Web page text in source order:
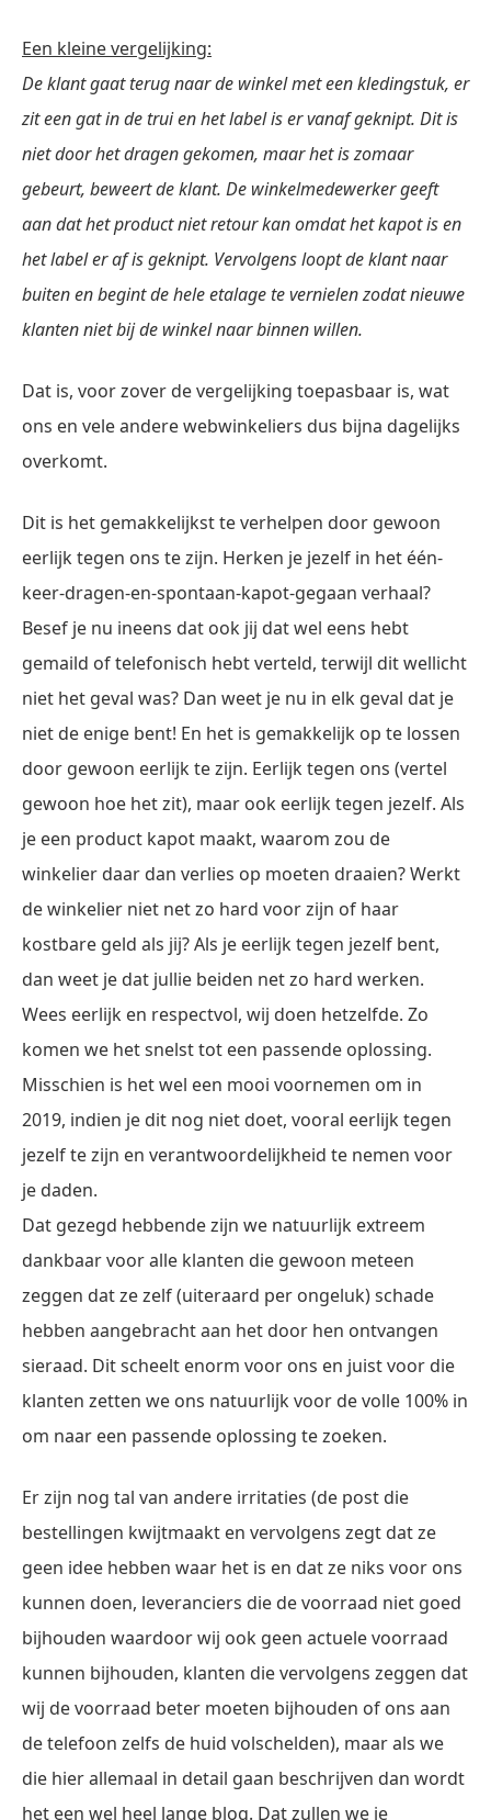
Een kleine vergelijking:
De klant gaat terug naar de winkel met een kledingstuk, er
zit een gat in de trui en het label is er vanaf geknipt. Dit is
niet door het dragen gekomen, maar het is zomaar
gebeurt, beweert de klant. De winkelmedewerker geeft
aan dat het product niet retour kan omdat het kapot is en
het label er af is geknipt. Vervolgens loopt de klant naar
buiten en begint de hele etalage te vernielen zodat nieuwe
klanten niet bij de winkel naar binnen willen.
Dat is, voor zover de vergelijking toepasbaar is, wat
ons en vele andere webwinkeliers dus bijna dagelijks
overkomt.
Dit is het gemakkelijkst te verhelpen door gewoon
eerlijk tegen ons te zijn. Herken je jezelf in het één-
keer-dragen-en-spontaan-kapot-gegaan verhaal?
Besef je nu ineens dat ook jij dat wel eens hebt
gemaild of telefonisch hebt verteld, terwijl dit wellicht
niet het geval was? Dan weet je nu in elk geval dat je
niet de enige bent! En het is gemakkelijk op te lossen
door gewoon eerlijk te zijn. Eerlijk tegen ons (vertel
gewoon hoe het zit), maar ook eerlijk tegen jezelf. Als
je een product kapot maakt, waarom zou de
winkelier daar dan verlies op moeten draaien? Werkt
de winkelier niet net zo hard voor zijn of haar
kostbare geld als jij? Als je eerlijk tegen jezelf bent,
dan weet je dat jullie beiden net zo hard werken.
Wees eerlijk en respectvol, wij doen hetzelfde. Zo
komen we het snelst tot een passende oplossing.
Misschien is het wel een mooi voornemen om in
2019, indien je dit nog niet doet, vooral eerlijk tegen
jezelf te zijn en verantwoordelijkheid te nemen voor
je daden.
Dat gezegd hebbende zijn we natuurlijk extreem
dankbaar voor alle klanten die gewoon meteen
zeggen dat ze zelf (uiteraard per ongeluk) schade
hebben aangebracht aan het door hen ontvangen
sieraad. Dit scheelt enorm voor ons en juist voor die
klanten zetten we ons natuurlijk voor de volle 100% in
om naar een passende oplossing te zoeken.
Er zijn nog tal van andere irritaties (de post die
bestellingen kwijtmaakt en vervolgens zegt dat ze
geen idee hebben waar het is en dat ze niks voor ons
kunnen doen, leveranciers die de voorraad niet goed
bijhouden waardoor wij ook geen actuele voorraad
kunnen bijhouden, klanten die vervolgens zeggen dat
wij de voorraad beter moeten bijhouden of ons aan
de telefoon zelfs de huid volschelden), maar als we
die hier allemaal in detail gaan beschrijven dan wordt
het een wel heel lange blog. Dat zullen we je